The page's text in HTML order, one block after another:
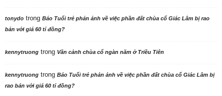
tonydo trong Báo Tuổi trẻ phản ảnh về việc phần đất chùa cổ Giác Lâm bị rao
bán với giá 60 tỉ đồng?
kennytruong trong Vãn cảnh chùa cổ ngàn năm ở Triều Tiên
kennytruong trong Báo Tuổi trẻ phản ảnh về việc phần đất chùa cổ Giác Lâm bị
rao bán với giá 60 tỉ đồng?